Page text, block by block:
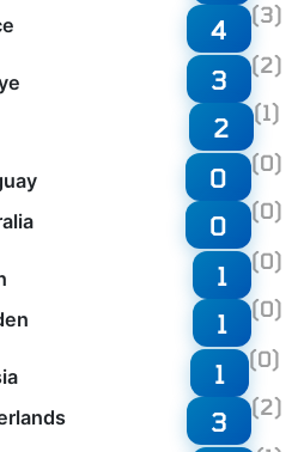
4 (3)
3 (2)
2 (1)
0 (0)
0 (0)
1 (0)
1 (0)
1 (0)
3
(2)